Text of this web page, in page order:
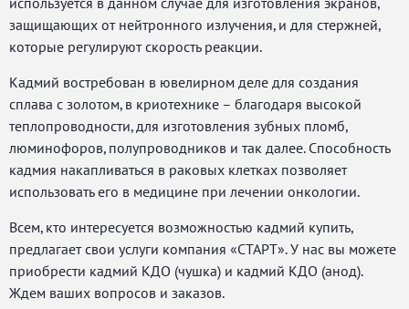
используется в данном случае для изготовления экранов,
защищающих от нейтронного излучения, и для стержней,
которые регулируют скорость реакции.
Кадмий востребован в ювелирном деле для создания
сплава с золотом, в криотехнике – благодаря высокой
теплопроводности, для изготовления зубных пломб,
люминофоров, полупроводников и так далее. Способность
кадмия накапливаться в раковых клетках позволяет
использовать его в медицине при лечении онкологии.
Всем, кто интересуется возможностью кадмий купить,
предлагает свои услуги компания «СТАРТ». У нас вы можете
приобрести кадмий КДО (чушка) и кадмий КДО (анод).
Ждем ваших вопросов и заказов.